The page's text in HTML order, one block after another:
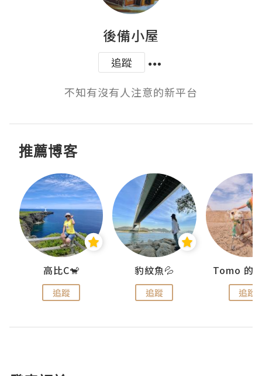
後備小屋
追蹤
不知有沒有人注意的新平台
推薦博客
高比C🐒
追蹤
豹紋魚💦
追蹤 追蹤